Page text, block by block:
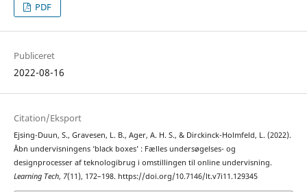
PDF
Publiceret
2022-08-16
Citation/Eksport
Ejsing-Duun, S., Gravesen, L. B., Ager, A. H. S., & Dirckinck-Holmfeld, L. (2022).
Åbn undervisningens ‘black boxes’ : Fælles undersøgelses- og
designprocesser af teknologibrug i omstillingen til online undervisning.
Learning Tech, 7(11), 172–198. https://doi.org/10.7146/lt.v7i11.129345